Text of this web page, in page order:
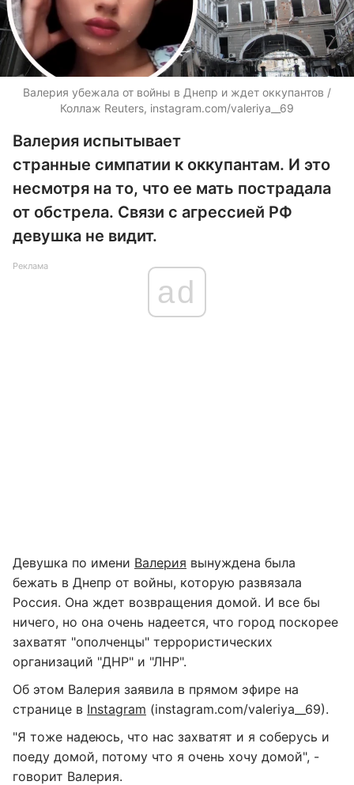
Валерия убежала от войны в Днепр и ждет оккупантов /
Коллаж Reuters, instagram.com/valeriya__69
Валерия испытывает
странные симпатии к оккупантам. И это
несмотря на то, что ее мать пострадала
от обстрела. Связи с агрессией РФ
девушка не видит.
Реклама
ad
Девушка по имени Валерия вынуждена была
бежать в Днепр от войны, которую развязала
Россия. Она ждет возвращения домой. И все бы
ничего, но она очень надеется, что город поскорее
захватят "ополченцы" террористических
организаций "ДНР" и "ЛНР".
Об этом Валерия заявила в прямом эфире на
странице в Instаgram (instagram.com/valeriya__69).
"Я тоже надеюсь, что нас захватят и я соберусь и
поеду домой, потому что я очень хочу домой", -
говорит Валерия.